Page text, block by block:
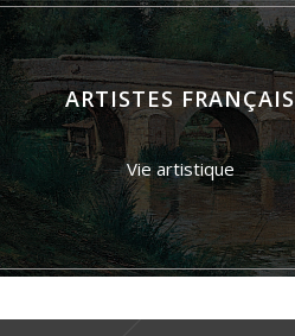
ARTISTES FRANÇAIS
Vie artistique